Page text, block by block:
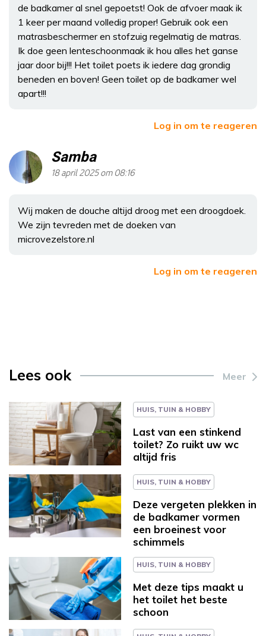
de badkamer al snel gepoetst! Ook de afvoer maak ik
1 keer per maand volledig proper! Gebruik ook een
matrasbeschermer en stofzuig regelmatig de matras.
Ik doe geen lenteschoonmaak ik hou alles het ganse
jaar door bij!!! Het toilet poets ik iedere dag grondig
beneden en boven! Geen toilet op de badkamer wel
apart!!!
Log in om te reageren
Samba
18 april 2025 om 08:16
Wij maken de douche altijd droog met een droogdoek.
We zijn tevreden met de doeken van
microvezelstore.nl
Log in om te reageren
Lees ook Meer
HUIS, TUIN & HOBBY
Last van een stinkend
toilet? Zo ruikt uw wc
altijd fris
HUIS, TUIN & HOBBY
Deze vergeten plekken in
de badkamer vormen
een broeinest voor
schimmels
HUIS, TUIN & HOBBY
Met deze tips maakt u
het toilet het beste
schoon